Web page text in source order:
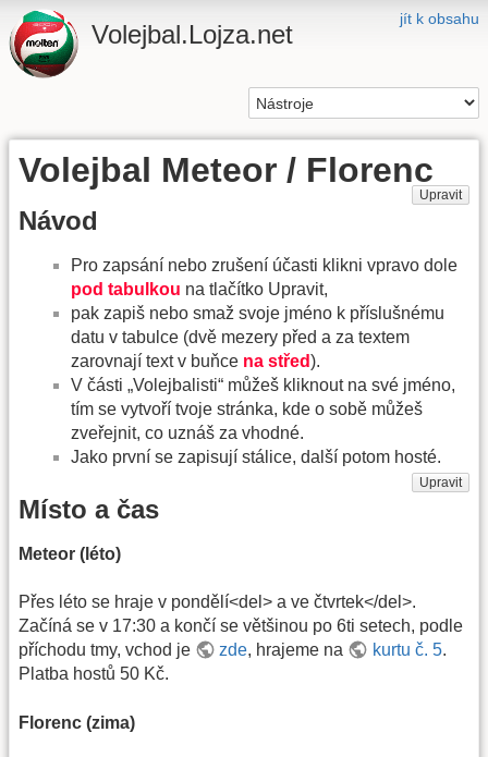
jít k obsahu
Volejbal.Lojza.net
Volejbal Meteor / Florenc
Upravit
Návod
Pro zapsání nebo zrušení účasti klikni vpravo dole
pod tabulkou na tlačítko Upravit,
pak zapiš nebo smaž svoje jméno k příslušnému
datu v tabulce (dvě mezery před a za textem
zarovnají text v buňce na střed).
V části „Volejbalisti“ můžeš kliknout na své jméno,
tím se vytvoří tvoje stránka, kde o sobě můžeš
zveřejnit, co uznáš za vhodné.
Jako první se zapisují stálice, další potom hosté.
Upravit
Místo a čas
Meteor (léto)
Přes léto se hraje v pondělí<del> a ve čtvrtek</del>.
Začíná se v 17:30 a končí se většinou po 6ti setech, podle
příchodu tmy, vchod je
zde, hrajeme na kurtu č. 5.
Platba hostů 50 Kč.
Florenc (zima)